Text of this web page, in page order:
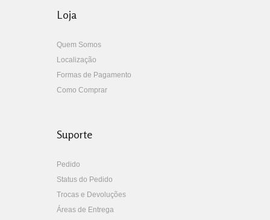
Loja
Quem Somos
Localização
Formas de Pagamento
Como Comprar
Suporte
Pedido
Status do Pedido
Trocas e Devoluções
Áreas de Entrega